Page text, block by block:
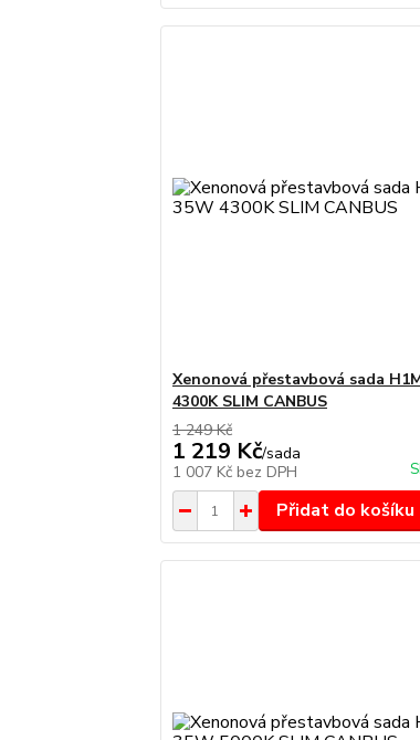
Xenonová přestavbová sada
4300K SLIM CANBUS
1 249 Kč
1 219 Kč/sada
1 007 Kč bez DPH
Přidat do košíku